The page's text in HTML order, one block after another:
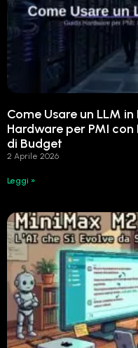
Come Usare un LLM
Hardware per PMI con
di Budget
2 Aprile 2026
Leggi »